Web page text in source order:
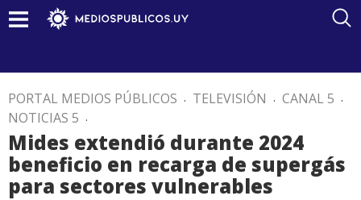
PORTAL MEDIOS PÚBLICOS . TELEVISIÓN . CANAL 5 .
NOTICIAS 5 .
Mides extendió durante 2024
beneficio en recarga de supergás
para sectores vulnerables